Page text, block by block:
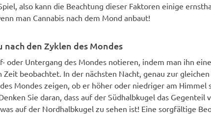
also kann die Beachtung dieser Faktoren einige
man Cannabis nach dem Mond anbaut!
nach den Zyklen des Mondes
oder Untergang des Mondes notieren, indem man ihn
beobachtet. In der nächsten Nacht, genau zur
Mondes zeigen, ob er höher oder niedriger am Himmel
Sie daran, dass auf der Südhalbkugel das Gegenteil
auf der Nordhalbkugel zu sehen ist! Eine sorgfältige